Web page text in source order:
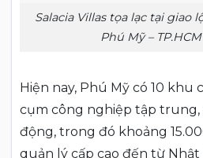
Salacia Villas tọa lạc tại giao
Phú Mỹ –
Hiện nay, Phú Mỹ có 10 khu
cụm công nghiệp tập trung,
động, trong đó khoảng
quản lý cấp cao đến từ Nhật